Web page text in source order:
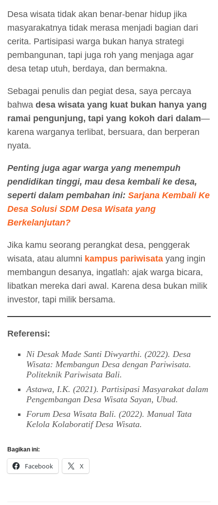
Desa wisata tidak akan benar-benar hidup jika
masyarakatnya tidak merasa menjadi bagian dari
cerita. Partisipasi warga bukan hanya strategi
pembangunan, tapi juga roh yang menjaga agar
desa tetap utuh, berdaya, dan bermakna.
Sebagai penulis dan pegiat desa, saya percaya
bahwa desa wisata yang kuat bukan hanya yang
ramai pengunjung, tapi yang kokoh dari dalam—
karena warganya terlibat, bersuara, dan berperan
nyata.
Penting juga agar warga yang menempuh
pendidikan tinggi, mau desa kembali ke desa,
seperti dalam pembahan ini: Sarjana Kembali Ke
Desa Solusi SDM Desa Wisata yang
Berkelanjutan?
Jika kamu seorang perangkat desa, penggerak
wisata, atau alumni kampus pariwisata yang ingin
membangun desanya, ingatlah: ajak warga bicara,
libatkan mereka dari awal. Karena desa bukan milik
investor, tapi milik bersama.
Referensi:
Ni Desak Made Santi Diwyarthi. (2022). Desa
Wisata: Membangun Desa dengan Pariwisata.
Politeknik Pariwisata Bali.
Astawa, I.K. (2021). Partisipasi Masyarakat dalam
Pengembangan Desa Wisata Sayan, Ubud.
Forum Desa Wisata Bali. (2022). Manual Tata
Kelola Kolaboratif Desa Wisata.
Bagikan ini:
Facebook X